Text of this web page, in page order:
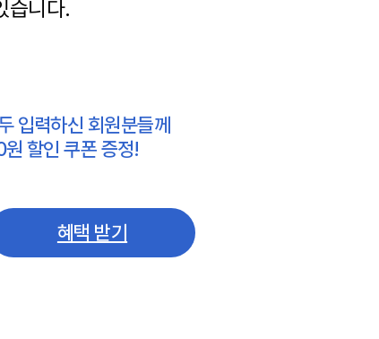
습니다.
입력하신 회원분들께
할인 쿠폰 증정!
혜택 받기